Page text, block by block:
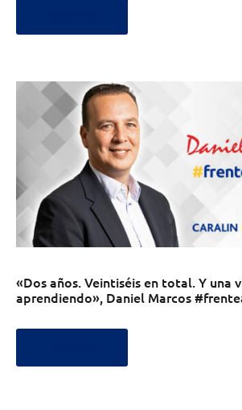
«Dos años. Veintiséis en total. Y una
aprendiendo», Daniel Marcos